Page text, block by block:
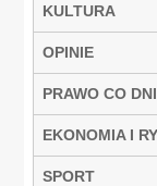
KULTURA
OPINIE
PRAWO CO
EKONOMIA I
SPORT